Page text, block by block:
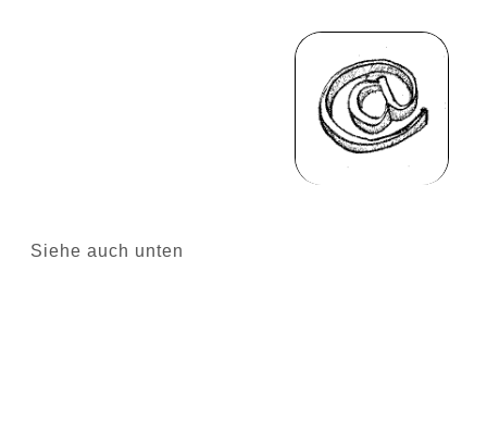
Siehe auch unten